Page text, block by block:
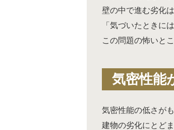
壁の中で進む劣化
「気づいたときに
この問題の怖いとこ
気密性能
気密性能の低さが
建物の劣化にとどま